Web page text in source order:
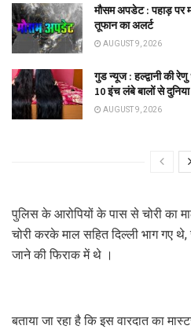
मौसम अपडेट : पहाड़ पर
तूफान का अलर्ट
AUGUST 9, 2026
गुड न्यूज : हल्द्वानी की रेणु
10 इंच लंबे बालों से
AUGUST 9, 2026
पुलिस के आरोपियों के पास से चोरी का
चोरी करके माल सहित दिल्ली भाग गए
जाने की फिराक में थे ।
बताया जा रहा है कि इस वारदात का